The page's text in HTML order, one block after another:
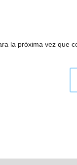
la próxima vez que